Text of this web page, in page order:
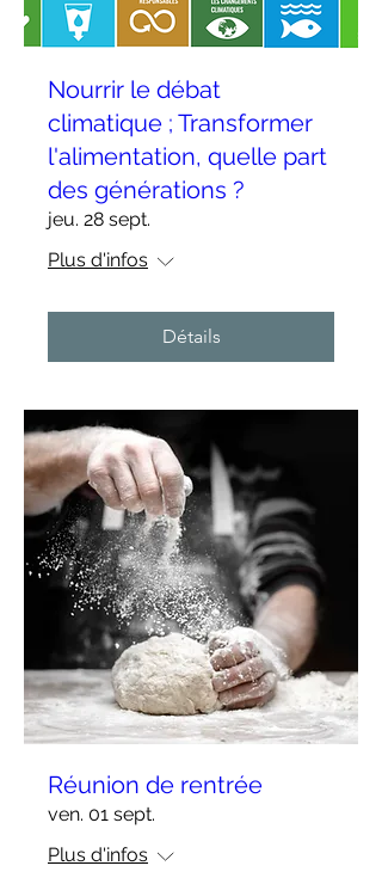
Nourrir le débat
climatique ; Transformer
l'alimentation, quelle part
des générations ?
jeu. 28 sept.
Plus d'infos
Détails
Réunion de rentrée
ven. 01 sept.
Plus d'infos